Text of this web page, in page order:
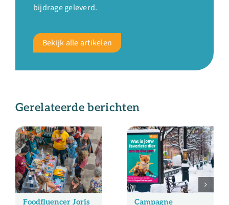
bijdrage geleverd.
Bekijk alle artikelen
Gerelateerde berichten
Foodfluencer Joris
Campagne